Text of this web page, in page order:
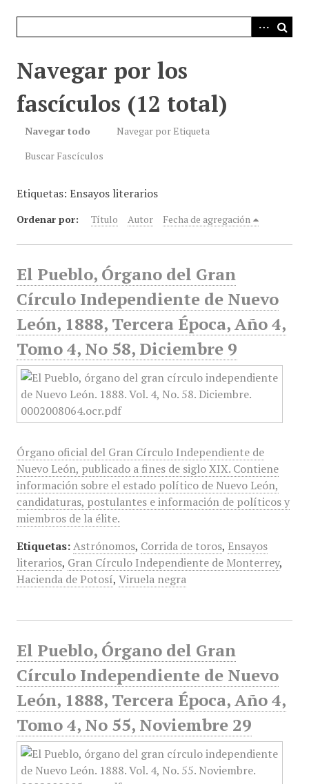
Navegar por los
fascículos (12 total)
Navegar todo
Navegar por Etiqueta
Buscar Fascículos
Etiquetas: Ensayos literarios
Ordenar por: Título Autor Fecha de agregación
El Pueblo, Órgano del Gran
Círculo Independiente de Nuevo
León, 1888, Tercera Época, Año 4,
Tomo 4, No 58, Diciembre 9
Órgano oficial del Gran Círculo Independiente de
Nuevo León, publicado a fines de siglo XIX. Contiene
información sobre el estado político de Nuevo León,
candidaturas, postulantes e información de políticos y
miembros de la élite.
Etiquetas: Astrónomos, Corrida de toros, Ensayos
literarios, Gran Círculo Independiente de Monterrey,
Hacienda de Potosí, Viruela negra
El Pueblo, Órgano del Gran
Círculo Independiente de Nuevo
León, 1888, Tercera Época, Año 4,
Tomo 4, No 55, Noviembre 29